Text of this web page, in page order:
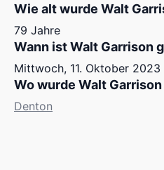
Wie alt wurde Walt
79 Jahre
Wann ist Walt Garrison
Mittwoch, 11. Oktober 2023
Wo wurde Walt
Denton